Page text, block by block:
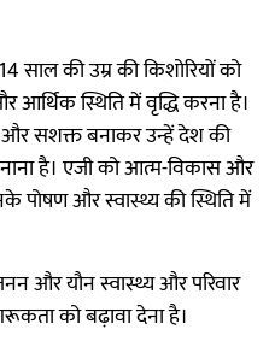
साल की उम्र की किशोरियों को
आर्थिक स्थिति में वृद्धि करना है।
और सशक्त बनाकर उन्हें देश की
है। एजी को आत्म-विकास और
और स्वास्थ्य की स्थिति में
और यौन स्वास्थ्य और परिवार
को बढ़ावा देना है।